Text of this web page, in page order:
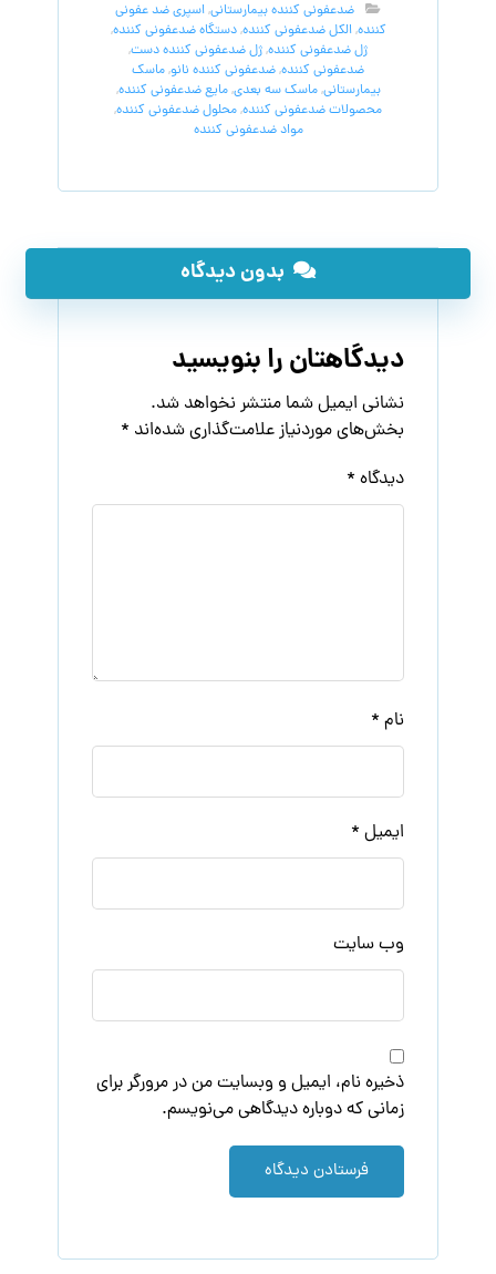
ضدعفونی کننده بیمارستانی,اسپری ضد عفونی
کننده,الکل ضدعفونی کننده,دستگاه ضدعفونی کننده,
ژل ضدعفونی کننده,ژل ضدعفونی کننده دست,
ضدعفونی کننده,ضدعفونی کننده نانو,ماسک
بیمارستانی,ماسک سه بعدی,مایع ضدعفونی کننده,
محصولات ضدعفونی کننده,محلول ضدعفونی کننده,
مواد ضدعفونی کننده
بدون دیدگاه
دیدگاهتان را بنویسید
نشانی ایمیل شما منتشر نخواهد شد.
بخش‌های موردنیاز علامت‌گذاری شده‌اند *
دیدگاه *
نام *
ایمیل *
وب‌ سایت
ذخیره نام، ایمیل و وبسایت من در مرورگر برای
زمانی که دوباره دیدگاهی می‌نویسم.
فرستادن دیدگاه